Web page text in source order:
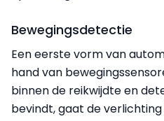
Bewegingsdetectie
Een eerste vorm van
hand van
binnen de reikwijdte en
bevindt, gaat de